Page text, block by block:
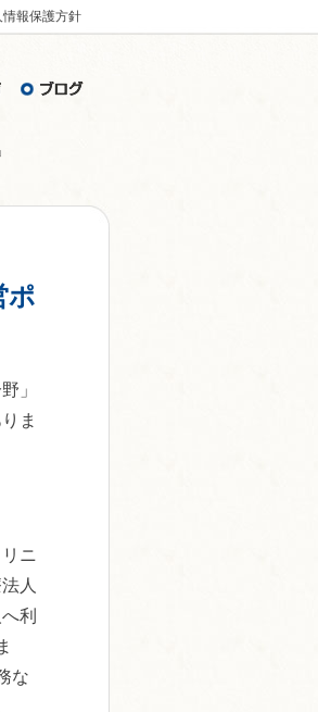
情報保護方針
ポ
」
ま
ニ
人
利
な